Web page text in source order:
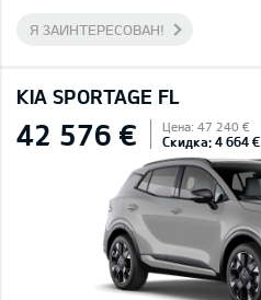
Я ЗАИНТЕРЕСОВАН!
KIA SPORTAGE FL
42 576 € Цена: 47 240 €
Скидка: 4 664 €